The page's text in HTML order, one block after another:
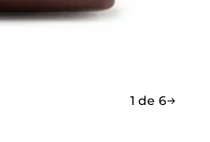
1 de 6